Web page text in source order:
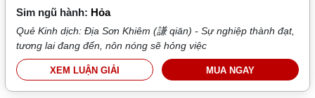
Sim ngũ hành: Hỏa
Quẻ Kinh dịch: Địa Sơn Khiêm (謙 qiān) - Sự nghiệp thành đạt,
tương lai đang đến, nôn nóng sẽ hỏng việc
XEM LUẬN GIẢI MUA NGAY